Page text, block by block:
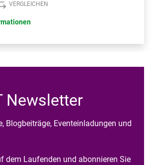
VERGLEICHEN
Newsletter
Blogbeiträge, Eventeinladungen und
dem Laufenden und abonnieren Sie